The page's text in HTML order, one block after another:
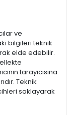
ve
bilgileri teknik
elde edebilir.
tarayıcısına
Teknik
saklayarak